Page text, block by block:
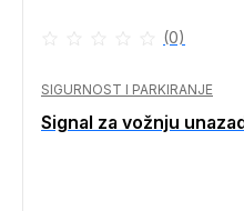
(0)
SIGURNOST I PARKIRANJE
Signal za vožnju